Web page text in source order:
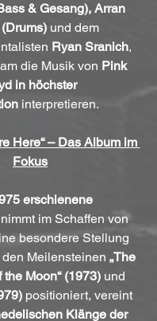
& Gesang), Arran
und dem
Ryan Sranich,
die Musik von Pink
in höchster
interpretieren.
Here“ – Das Album im
Fokus
erschienene
im Schaffen von
besondere Stellung
Meilensteinen „The
Moon“ (1973) und
positioniert, vereint
Klänge der